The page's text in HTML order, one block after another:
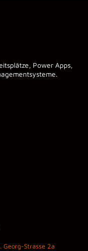
Power Apps,
Georg-Strasse 2a